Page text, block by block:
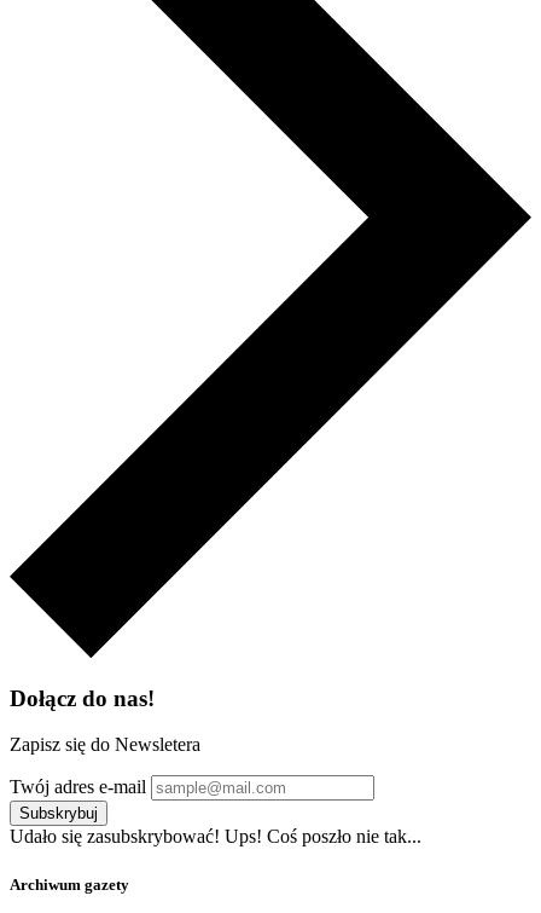
Dołącz do nas!
Zapisz się do Newsletera
Twój adres e-mail
Subskrybuj
Udało się zasubskrybować! Ups! Coś poszło nie tak...
Archiwum gazety